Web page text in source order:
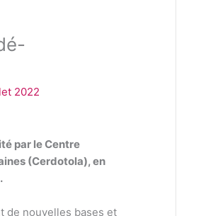
2022
par le Centre
(Cerdotola), en
de nouvelles bases et